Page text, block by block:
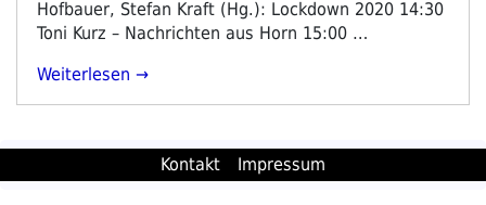
Hofbauer, Stefan Kraft (Hg.): Lockdown 2020 14:30
Toni Kurz – Nachrichten aus Horn 15:00 …
„FBM20-
-
Weiterlesen
Kontakt Impressum